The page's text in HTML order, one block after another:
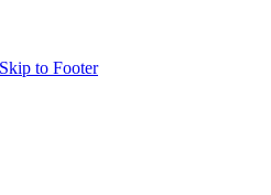
Skip to Footer